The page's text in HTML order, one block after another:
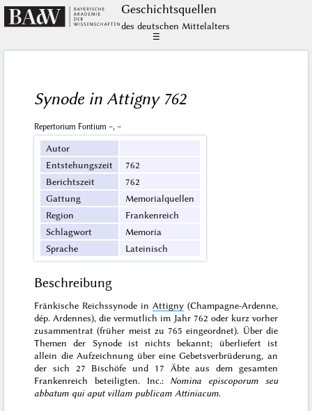
Geschichts­quellen
des deutschen Mittelalters
☰
Synode in Attigny 762
Repertorium Fontium –, –
Autor
Entstehungszeit
762
Berichtszeit
762
Gattung
Memorialquellen
Region
Frankenreich
Schlagwort
Memoria
Sprache
Lateinisch
Beschreibung
Fränkische Reichssynode in Attigny(Champagne-Ardenne,
dép. Ardennes), die vermutlich im Jahr 762 oder kurz vorher
zusammentrat (früher meist zu 765 eingeordnet). Über die
Themen der Synode ist nichts bekannt; überliefert ist
allein die Aufzeichnung über eine Gebetsverbrüderung, an
der sich 27 Bischöfe und 17 Äbte aus dem gesamten
Frankenreich beteiligten. Inc.: Nomina episcoporum seu
abbatum qui aput villam publicam Attiniacum.